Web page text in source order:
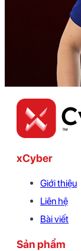
xCyber
Giới thiệu
Liên hệ
Bài viết
Sản phẩm